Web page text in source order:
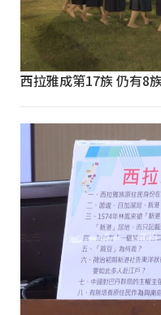
西拉雅成第17族 仍有8